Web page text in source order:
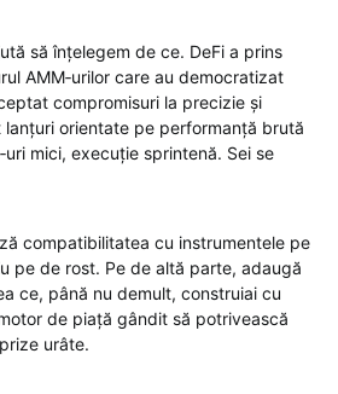
să înțelegem de ce. DeFi a prins
AMM‑urilor care au democratizat
compromisuri la precizie și
orientate pe performanță brută
mici, execuție sprintenă. Sei se
compatibilitatea cu instrumentele pe
pe de rost. Pe de altă parte, adaugă
ce, până nu demult, construiai cu
de piață gândit să potrivească
urâte.